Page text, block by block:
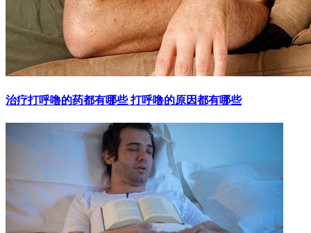
治疗打呼噜的药都有哪些 打呼噜的原因都有哪些